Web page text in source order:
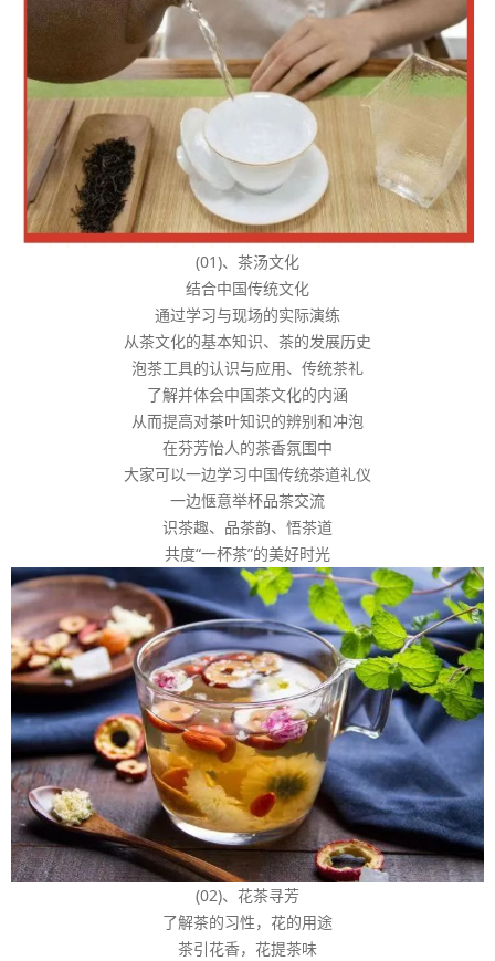
(01)、茶汤文化
结合中国传统文化
通过学习与现场的实际演练
从茶文化的基本知识、茶的发展历史
泡茶工具的认识与应用、传统茶礼
了解并体会中国茶文化的内涵
从而提高对茶叶知识的辨别和冲泡
在芬芳怡人的茶香氛围中
大家可以一边学习中国传统茶道礼仪
一边惬意举杯品茶交流
识茶趣、品茶韵、悟茶道
共度“一杯茶”的美好时光
(02)、花茶寻芳
了解茶的习性，花的用途
茶引花香，花提茶味